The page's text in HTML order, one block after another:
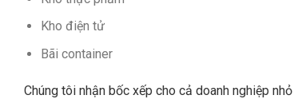
Kho điện tử
Bãi container
Chúng tôi nhận bốc xếp cho cả doanh nghiệp